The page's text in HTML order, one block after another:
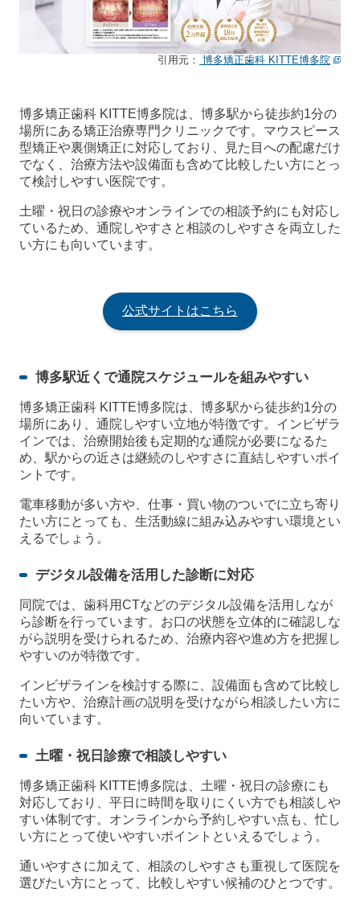
引用元： 博多矯正歯科 KITTE博多院
博多矯正歯科 KITTE博多院は、博多駅から徒歩約1分の
場所にある矯正治療専門クリニックです。マウスピース
型矯正や裏側矯正に対応しており、見た目への配慮だけ
でなく、治療方法や設備面も含めて比較したい方にとっ
て検討しやすい医院です。
土曜・祝日の診療やオンラインでの相談予約にも対応し
ているため、通院しやすさと相談のしやすさを両立した
い方にも向いています。
公式サイトはこちら
博多駅近くで通院スケジュールを組みやすい
博多矯正歯科 KITTE博多院は、博多駅から徒歩約1分の
場所にあり、通院しやすい立地が特徴です。インビザラ
インでは、治療開始後も定期的な通院が必要になるた
め、駅からの近さは継続のしやすさに直結しやすいポイ
ントです。
電車移動が多い方や、仕事・買い物のついでに立ち寄り
たい方にとっても、生活動線に組み込みやすい環境とい
えるでしょう。
デジタル設備を活用した診断に対応
同院では、歯科用CTなどのデジタル設備を活用しなが
ら診断を行っています。お口の状態を立体的に確認しな
がら説明を受けられるため、治療内容や進め方を把握し
やすいのが特徴です。
インビザラインを検討する際に、設備面も含めて比較し
たい方や、治療計画の説明を受けながら相談したい方に
向いています。
土曜・祝日診療で相談しやすい
博多矯正歯科 KITTE博多院は、土曜・祝日の診療にも
対応しており、平日に時間を取りにくい方でも相談しや
すい体制です。オンラインから予約しやすい点も、忙し
い方にとって使いやすいポイントといえるでしょう。
通いやすさに加えて、相談のしやすさも重視して医院を
選びたい方にとって、比較しやすい候補のひとつです。